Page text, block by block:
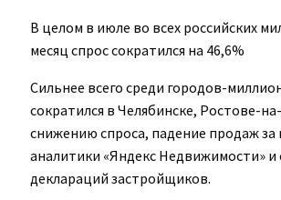
В целом в июле во всех российских
месяц спрос сократился на 46,6%
Сильнее всего среди городов-
сократился в Челябинске, Ростове-
снижению спроса, падение продаж
аналитики «Яндекс Недвижимости» и
деклараций застройщиков.